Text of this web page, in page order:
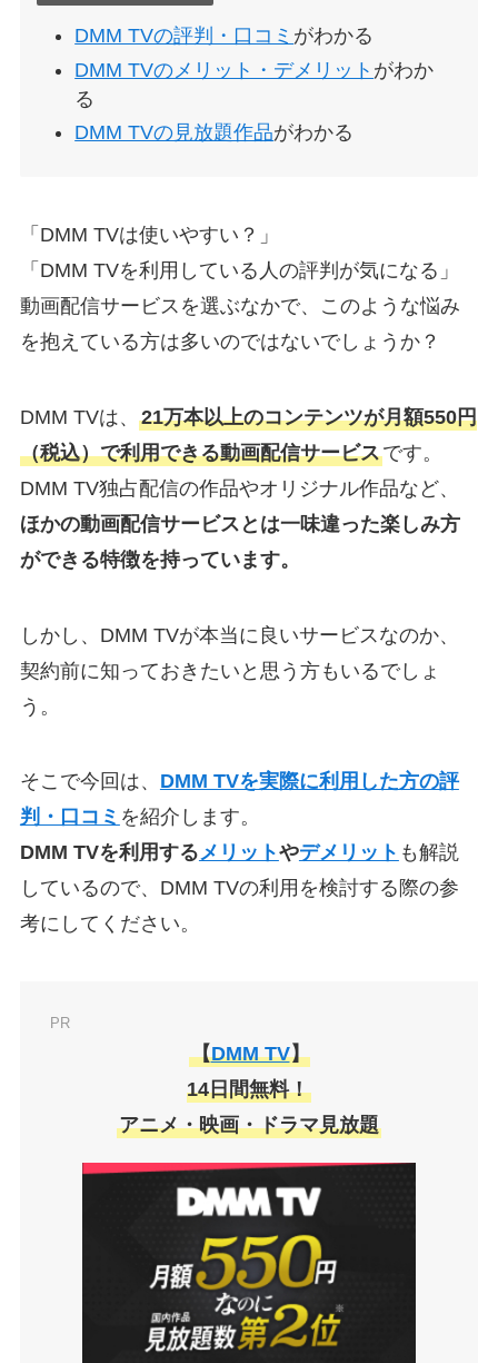
DMM TVの評判・口コミ がわかる
DMM TVのメリット・デメリット がわか
る
DMM TVの見放題作品がわかる
「DMM TVは使いやすい？」
「DMM TVを利用している人の評判が気になる」
動画配信サービスを選ぶなかで、このような悩み
を抱えている方は多いのではないでしょうか？
DMM TVは、 21万本以上のコンテンツが月額550円
（税込）で利用できる動画配信サービスです。
DMM TV独占配信の作品やオリジナル作品など、
ほかの動画配信サービスとは一味違った楽しみ方
ができる特徴を持っています。
しかし、DMM TVが本当に良いサービスなのか、
契約前に知っておきたいと思う方もいるでしょ
う。
そこで今回は、 DMM TVを実際に利用した方の評
判・口コミ を紹介します。
DMM TVを利用するメリットやデメリット も解説
しているので、DMM TVの利用を検討する際の参
考にしてください。
PR
【DMM TV】
14日間無料！
アニメ・映画・ドラマ見放題